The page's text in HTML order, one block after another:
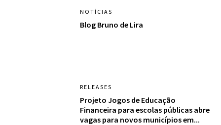
NOTÍCIAS
Blog Bruno de Lira
RELEASES
Projeto Jogos de Educação
Financeira para escolas públicas abre
vagas para novos municípios em...